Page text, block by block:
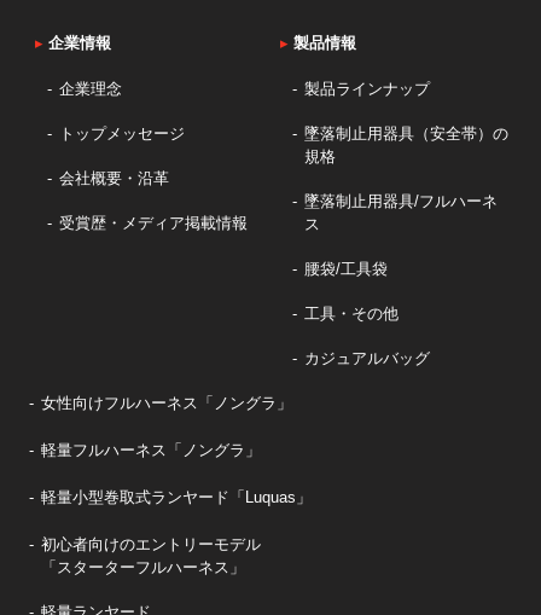
▸ 企業情報
企業理念
トップメッセージ
会社概要・沿革
受賞歴・メディア掲載情報
▸ 製品情報
製品ラインナップ
墜落制止用器具（安全帯）の
規格
墜落制止用器具/フルハーネ
ス
腰袋/工具袋
工具・その他
カジュアルバッグ
女性向けフルハーネス「ノングラ」
軽量フルハーネス「ノングラ」
軽量小型巻取式ランヤード「Luquas」
初心者向けのエントリーモデル
「スターターフルハーネス」